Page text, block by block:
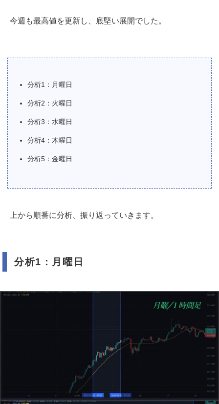
今週も最高値を更新し、底堅い展開でした。
分析1：月曜日
分析2：火曜日
分析3：水曜日
分析4：木曜日
分析5：金曜日
上から順番に分析、振り返っていきます。
分析1：月曜日